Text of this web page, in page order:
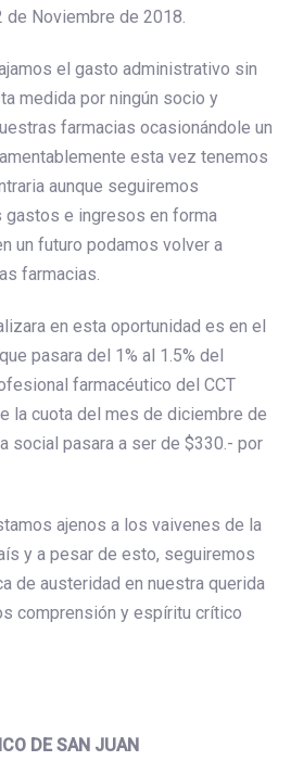
de Noviembre de 2018.
el gasto administrativo sin
medida por ningún socio y
farmacias ocasionándole un
esta vez tenemos
aunque seguiremos
e ingresos en forma
un futuro podamos volver a
farmacias.
en esta oportunidad es en el
pasara del 1% al 1.5% del
farmacéutico del CCT
la cuota del mes de diciembre de
social pasara a ser de $330.- por
ajenos a los vaivenes de la
y a pesar de esto, seguiremos
de austeridad en nuestra querida
comprensión y espíritu crítico
DE SAN JUAN